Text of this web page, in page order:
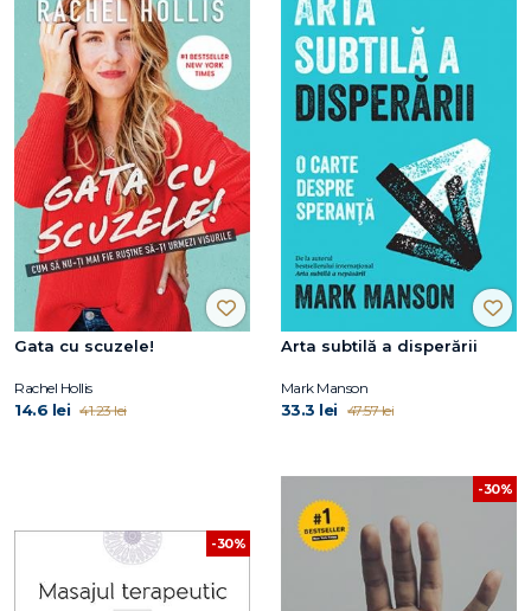
Gata cu scuzele!
Rachel Hollis
14.6 lei 41.23 lei
Arta subtilă a disperării
Mark Manson
33.3 lei 47.57 lei
-30%
-30%